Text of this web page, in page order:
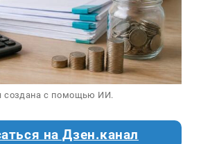
создана с помощью ИИ.
на Дзен.канал